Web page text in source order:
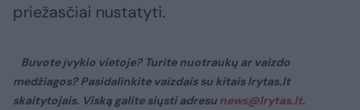
priežasčiai nustatyti.
Buvote įvykio vietoje? Turite nuotraukų ar vaizdo
medžiagos? Pasidalinkite vaizdais su kitais lrytas.lt
skaitytojais. Viską galite siųsti adresu news@lrytas.lt.